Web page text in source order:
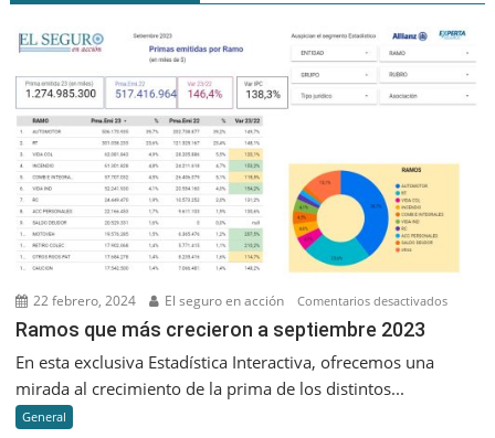
22 febrero, 2024 El seguro en acción Comentarios desactivadosen
Ramos que más crecieron a septiembre 2023
En esta exclusiva Estadística Interactiva, ofrecemos una
mirada al crecimiento de la prima de los distintos...
General